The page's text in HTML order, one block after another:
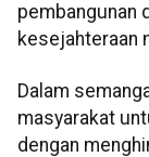
pembangunan
kesejahteraan
Dalam
masyarakat
dengan